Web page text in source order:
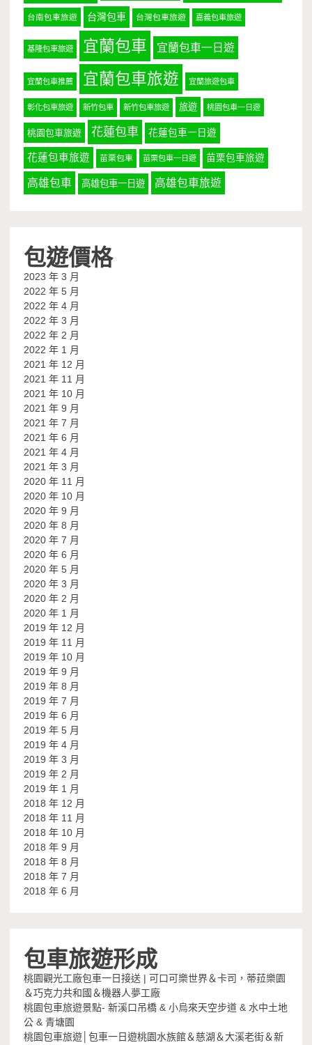
台南包車旅遊 台灣包車 台灣包車旅遊 嘉義包車旅遊
基隆包車旅遊 宜蘭包車 宜蘭包車一日遊
宜蘭包車推薦 宜蘭包車旅遊 宜蘭旅遊包車
彰化包車旅遊 新竹包車 新竹包車旅遊 旅遊 桃園包車一日遊
桃園包車旅遊 花蓮包車 花蓮包車一日遊
花蓮包車旅遊 苗栗包車 苗栗包車一日遊 苗栗包車旅遊
高雄包車 高雄包車一日遊 高雄包車旅遊
包遊價格
2023 年 3 月
2022 年 5 月
2022 年 4 月
2022 年 3 月
2022 年 2 月
2022 年 1 月
2021 年 12 月
2021 年 11 月
2021 年 10 月
2021 年 9 月
2021 年 7 月
2021 年 6 月
2021 年 4 月
2021 年 3 月
2020 年 11 月
2020 年 10 月
2020 年 9 月
2020 年 8 月
2020 年 7 月
2020 年 6 月
2020 年 5 月
2020 年 3 月
2020 年 2 月
2020 年 1 月
2019 年 12 月
2019 年 11 月
2019 年 10 月
2019 年 9 月
2019 年 8 月
2019 年 7 月
2019 年 6 月
2019 年 5 月
2019 年 4 月
2019 年 3 月
2019 年 2 月
2019 年 1 月
2018 年 12 月
2018 年 11 月
2018 年 10 月
2018 年 9 月
2018 年 8 月
2018 年 7 月
2018 年 6 月
包車旅遊形成
桃園觀光工廠包車一日接送 | 可口可樂世界＆卡司，蒂菈樂園
＆巧克力共和國＆機器人夢工廠
桃園包車旅遊景點- 新溪口吊橋 & 小烏來天空步道 & 水中土地
公 & 青塘園
桃園包車旅遊│包車一日遊桃園水族館＆慈湖＆大溪老街＆新